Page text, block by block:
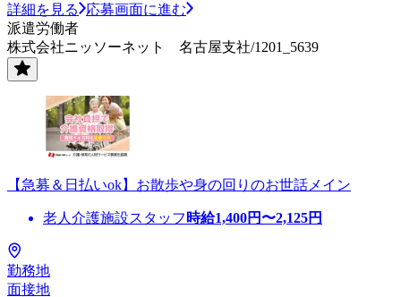
詳細を見る
応募画面に進む
派遣労働者
株式会社ニッソーネット 名古屋支社/1201_5639
【急募＆日払いok】お散歩や身の回りのお世話メイン
老人介護施設スタッフ 時給1,400円〜2,125円
勤務地
面接地